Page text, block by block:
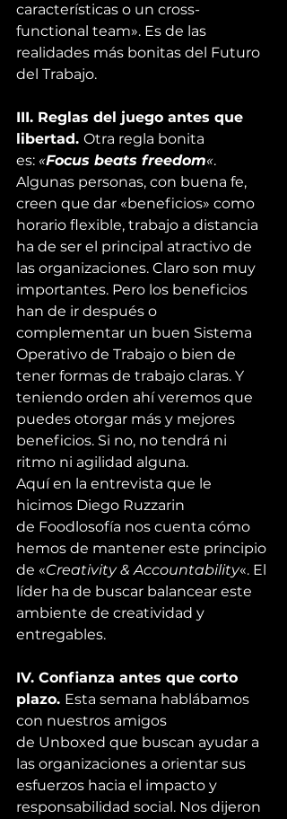
características o un cross-
functional team». Es de las
realidades más bonitas del Futuro
del Trabajo.
III. Reglas del juego antes que
libertad. Otra regla bonita
es: «Focus beats freedom«.
Algunas personas, con buena fe,
creen que dar «beneficios» como
horario flexible, trabajo a distancia
ha de ser el principal atractivo de
las organizaciones. Claro son muy
importantes. Pero los beneficios
han de ir después o
complementar un buen Sistema
Operativo de Trabajo o bien de
tener formas de trabajo claras. Y
teniendo orden ahí veremos que
puedes otorgar más y mejores
beneficios. Si no, no tendrá ni
ritmo ni agilidad alguna.
Aquí en la entrevista que le
hicimos Diego Ruzzarin
de Foodlosofía nos cuenta cómo
hemos de mantener este principio
de «Creativity & Accountability«. El
líder ha de buscar balancear este
ambiente de creatividad y
entregables.
IV. Confianza antes que corto
plazo. Esta semana hablábamos
con nuestros amigos
de Unboxed que buscan ayudar a
las organizaciones a orientar sus
esfuerzos hacia el impacto y
responsabilidad social. Nos dijeron